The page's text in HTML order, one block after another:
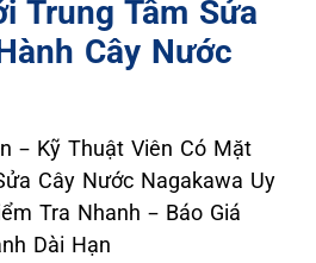
Trung Tâm Sửa
Cây Nước
– Kỹ Thuật Viên Có Mặt
Cây Nước Nagakawa Uy
Tra Nhanh – Báo Giá
Dài Hạn